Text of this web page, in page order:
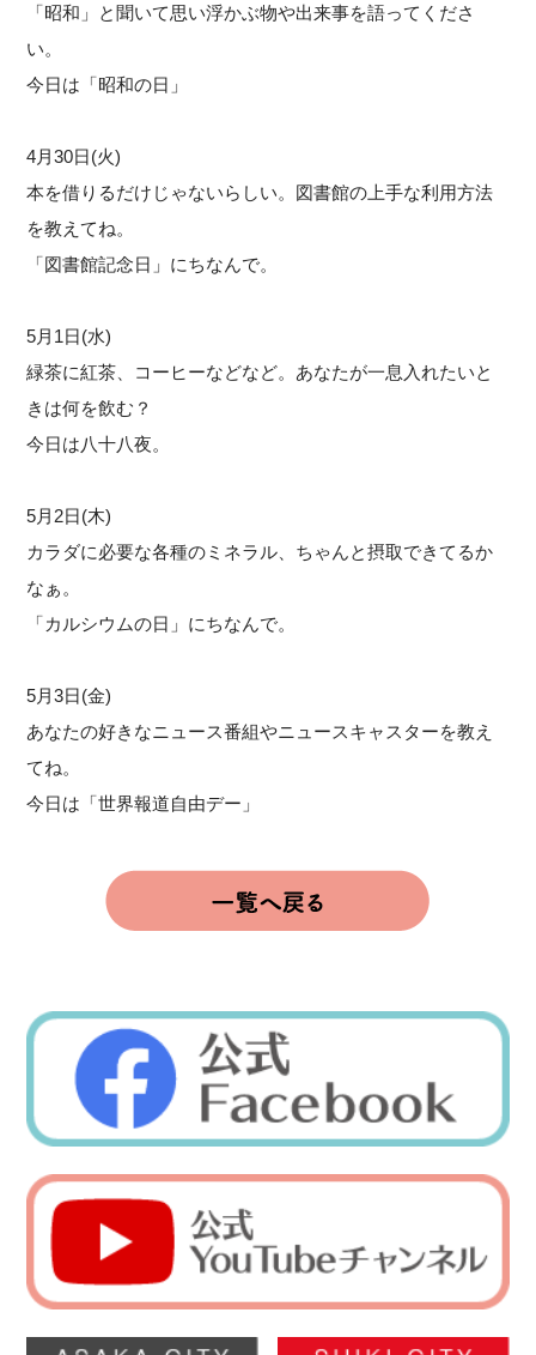
「昭和」と聞いて思い浮かぶ物や出来事を語ってくださ
い。
今日は「昭和の日」
4月30日(火)
本を借りるだけじゃないらしい。図書館の上手な利用方法
を教えてね。
「図書館記念日」にちなんで。
5月1日(水)
緑茶に紅茶、コーヒーなどなど。あなたが一息入れたいと
きは何を飲む？
今日は八十八夜。
5月2日(木)
カラダに必要な各種のミネラル、ちゃんと摂取できてるか
なぁ。
「カルシウムの日」にちなんで。
5月3日(金)
あなたの好きなニュース番組やニュースキャスターを教え
てね。
今日は「世界報道自由デー」